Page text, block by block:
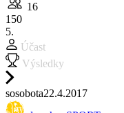
16
150
5.
Účast
Výsledky
sosobota22.4.2017